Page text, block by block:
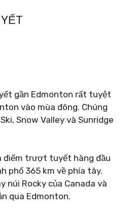
gần Edmonton rất tuyệt
vào mùa đông. Chúng
Snow Valley và Sunridge
điểm trượt tuyết hàng đầu
phố 365 km về phía tây.
núi Rocky của Canada và
qua Edmonton.